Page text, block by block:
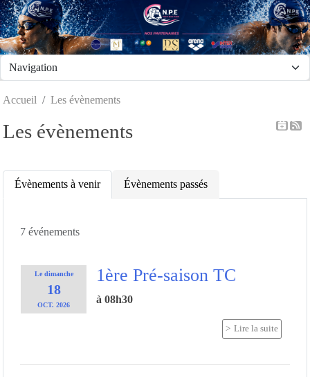
Accueil Les évènements
Les évènements
Évènements à venir Évènements passés
7 événements
Le dimanche
18
OCT. 2026
1ère Pré-saison TC
à 08h30
Lire la suite
Panneau de gestion des cookies